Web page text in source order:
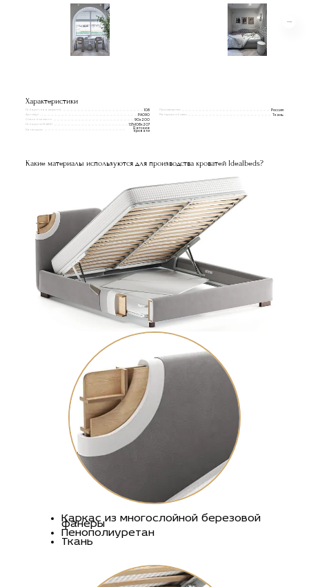
Характеристики
Габаритная ширина
108
Артикул
PAO90
Спальное место
90x200
Габариты(ВxШxГ)
137х108х207
Категории
Детские
кровати
Производство
Россия
Материал обивки
Ткань
Какие материалы используются для производства кроватей Idealbeds?
Каркас из многослойной березовой
фанеры
Пенополиуретан
Ткань